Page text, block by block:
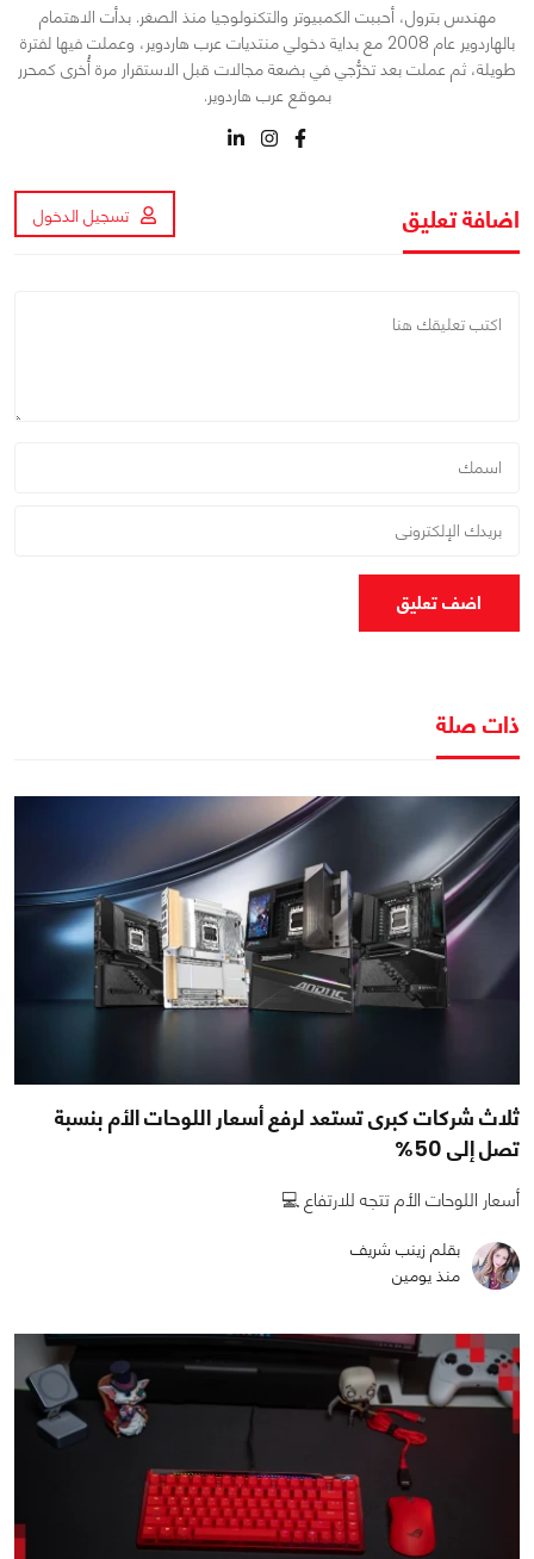
مهندس بترول، أحببت الكمبيوتر والتكنولوجيا منذ الصغر. بدأت الاهتمام
بالهاردوير عام 2008 مع بداية دخولي منتديات عرب هاردوير، وعملت فيها لفترة
طويلة، ثم عملت بعد تخرُّجي في بضعة مجالات قبل الاستقرار مرة أُخرى كمحرر
بموقع عرب هاردوير.
اضافة تعليق تسجيل الدخول
اضف تعليق
ذات صلة
ثلاث شركات كبرى تستعد لرفع أسعار اللوحات الأم بنسبة
تصل إلى 50%
أسعار اللوحات الأم تتجه للارتفاع 💻
بقلم زينب شريف
منذ يومين